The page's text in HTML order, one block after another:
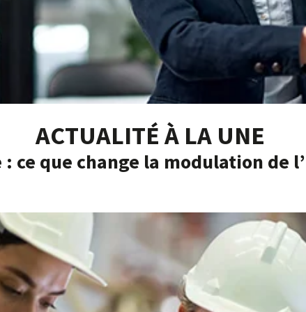
ACTUALITÉ À LA UNE
ce que change la modulation de